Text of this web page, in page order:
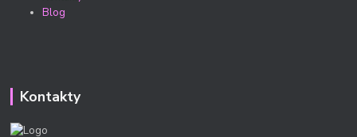
Blog
Kontakty